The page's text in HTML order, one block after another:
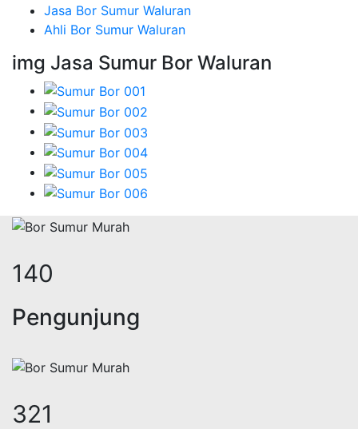
Jasa Bor Sumur Waluran
Ahli Bor Sumur Waluran
img Jasa Sumur Bor Waluran
140
Pengunjung
321